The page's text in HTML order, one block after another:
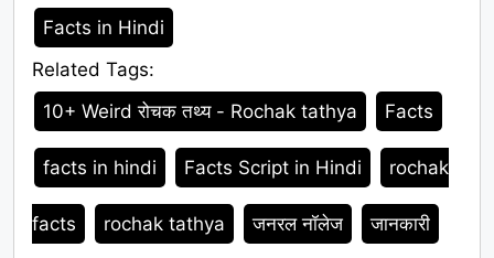
Category
Facts in Hindi
Related Tags:
Tags
10+ Weird रोचक तथ्य - Rochak tathya Facts
facts in hindi Facts Script in Hindi rochak
facts rochak tathya जनरल नॉलेज जानकारी